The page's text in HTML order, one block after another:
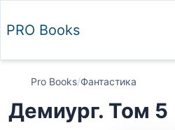
PRO Books
Pro Books/Фантастика
Демиург. Том 5